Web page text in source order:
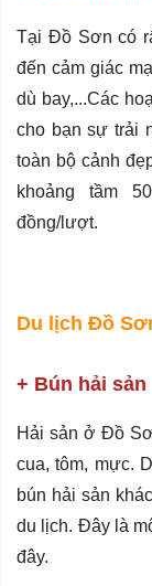
Tại Đồ Sơn có
đến cảm giác
dù bay,...Các
cho bạn sự trải
toàn bộ cảnh
khoảng tầm
đồng/lượt.
Du lịch Đồ
+ Bún hải sản
Hải sản ở Đồ
cua, tôm, mực.
bún hải sản
du lịch. Đây là
đây.